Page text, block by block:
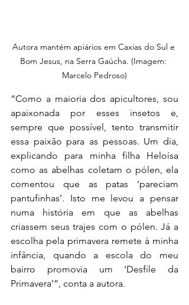
Autora mantém apiários em Caxias do Sul e
Bom Jesus, na Serra Gaúcha. (Imagem:
Marcelo Pedroso)
“Como a maioria dos apicultores, sou
apaixonada por esses insetos e,
sempre que possível, tento transmitir
essa paixão para as pessoas. Um dia,
explicando para minha filha Heloísa
como as abelhas coletam o pólen, ela
comentou que as patas ‘pareciam
pantufinhas’. Isto me levou a pensar
numa história em que as abelhas
criassem seus trajes com o pólen. Já a
escolha pela primavera remete à minha
infância, quando a escola do meu
bairro promovia um ‘Desfile da
Primavera’”, conta a autora.